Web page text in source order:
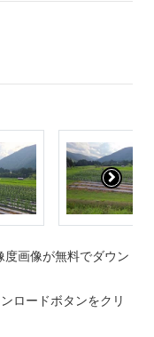
画像が無料でダウン
ロードボタンをクリ